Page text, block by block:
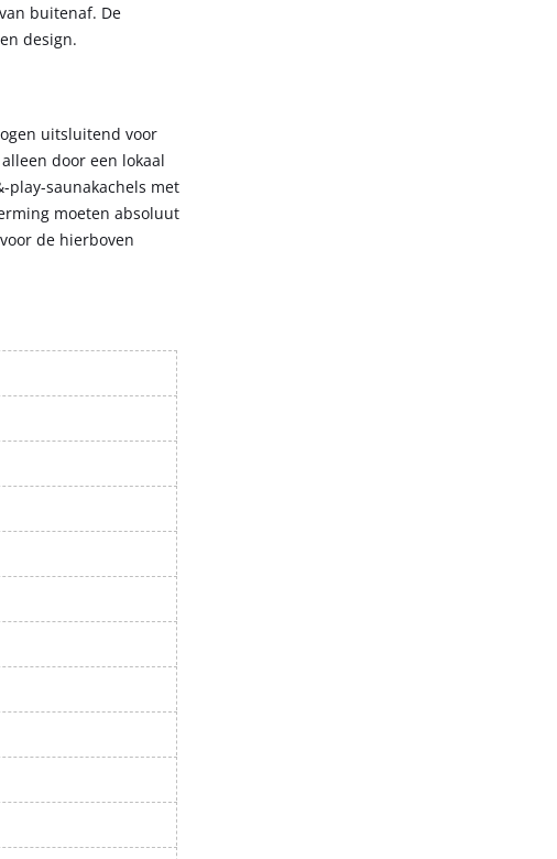
buitenaf. De
design.
uitsluitend voor
door een lokaal
play-saunakachels met
moeten absoluut
de hierboven